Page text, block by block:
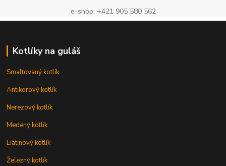
e-shop: +421 905 580 562
Kotlíky na guláš
Smaltovaný kotlík
Antikorový kotlík
Nerezový kotlík
Medený kotlík
Liatinový kotlík
Železný kotlík